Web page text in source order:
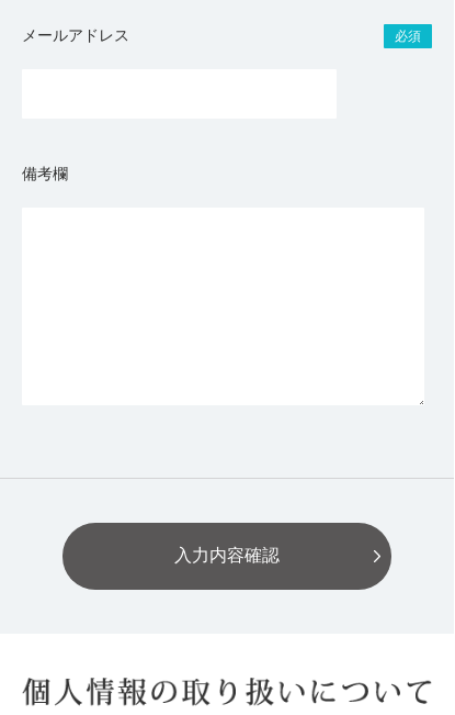
メールアドレス 必須
備考欄